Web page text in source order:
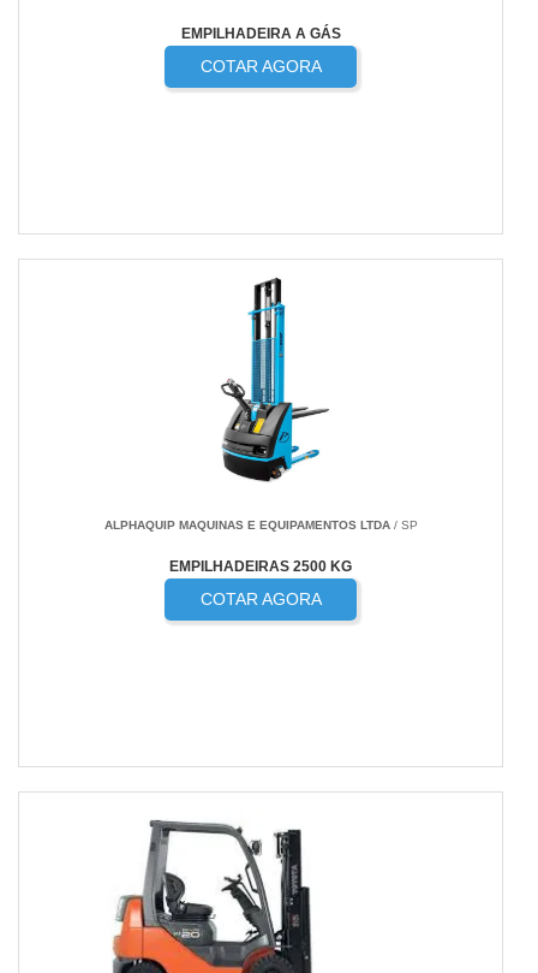
EMPILHADEIRA A GÁS
COTAR AGORA
ALPHAQUIP MAQUINAS E EQUIPAMENTOS LTDA/ SP
EMPILHADEIRAS 2500 KG
COTAR AGORA